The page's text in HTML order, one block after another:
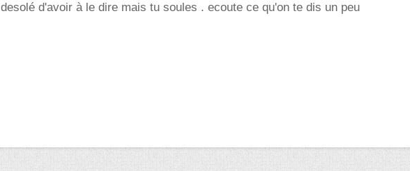
desolé d'avoir à le dire mais tu soules . ecoute ce qu'on te dis un peu